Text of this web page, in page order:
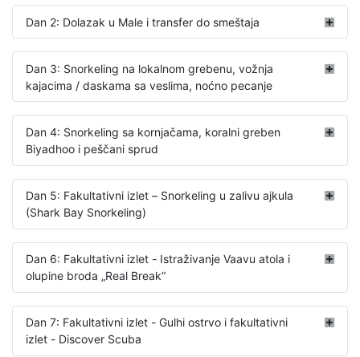
Dan 2: Dolazak u Male i transfer do smeštaja
Dan 3: Snorkeling na lokalnom grebenu, vožnja
kajacima / daskama sa veslima, noćno pecanje
Dan 4: Snorkeling sa kornjačama, koralni greben
Biyadhoo i peščani sprud
Dan 5: Fakultativni izlet – Snorkeling u zalivu ajkula
(Shark Bay Snorkeling)
Dan 6: Fakultativni izlet - Istraživanje Vaavu atola i
olupine broda „Real Break“
Dan 7: Fakultativni izlet - Gulhi ostrvo i fakultativni
izlet - Discover Scuba